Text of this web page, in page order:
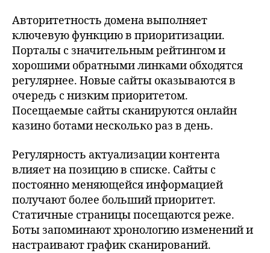
Авторитетность домена выполняет
ключевую функцию в приоритизации.
Порталы с значительным рейтингом и
хорошими обратными линками обходятся
регулярнее. Новые сайты оказываются в
очередь с низким приоритетом.
Посещаемые сайты сканируются онлайн
казино ботами несколько раз в день.
Регулярность актуализации контента
влияет на позицию в списке. Сайты с
постоянно меняющейся информацией
получают более больший приоритет.
Статичные страницы посещаются реже.
Боты запоминают хронологию изменений и
настраивают график сканирований.